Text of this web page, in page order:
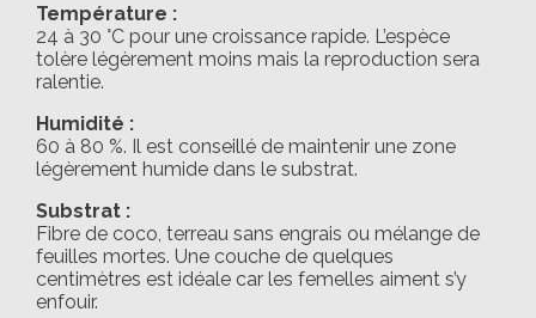
Température :
24 à 30 °C pour une croissance rapide. L’espèce
tolère légèrement moins mais la reproduction sera
ralentie.
Humidité :
60 à 80 %. Il est conseillé de maintenir une zone
légèrement humide dans le substrat.
Substrat :
Fibre de coco, terreau sans engrais ou mélange de
feuilles mortes. Une couche de quelques
centimètres est idéale car les femelles aiment s’y
enfouir.